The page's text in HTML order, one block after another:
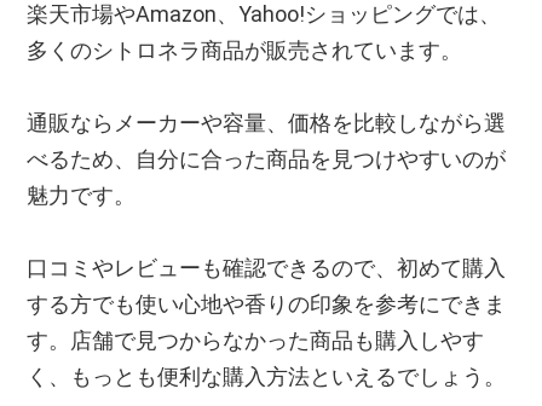
楽天市場やAmazon、Yahoo!ショッピングでは、
多くのシトロネラ商品が販売されています。
通販ならメーカーや容量、価格を比較しながら選
べるため、自分に合った商品を見つけやすいのが
魅力です。
口コミやレビューも確認できるので、初めて購入
する方でも使い心地や香りの印象を参考にできま
す。店舗で見つからなかった商品も購入しやす
く、もっとも便利な購入方法といえるでしょう。